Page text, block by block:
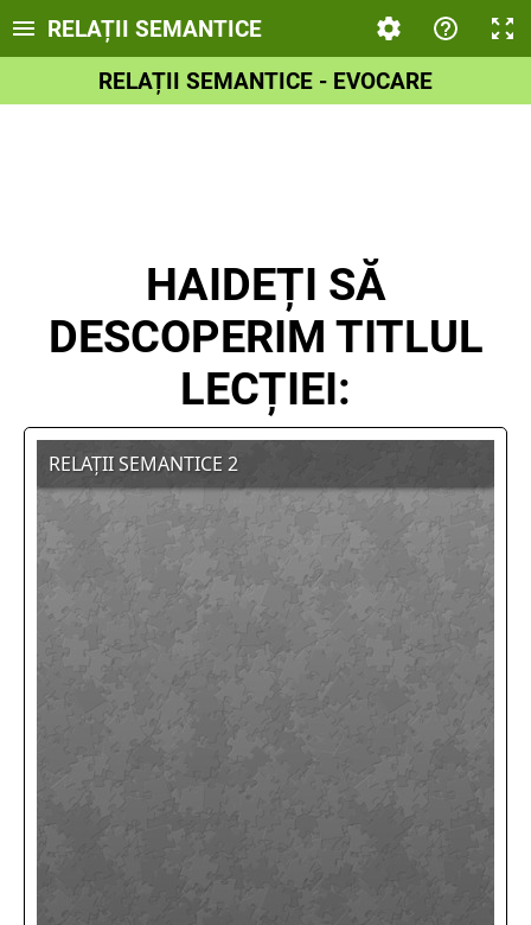
RELAȚII SEMANTICE
RELAȚII SEMANTICE - EVOCARE
HAIDEȚI SĂ
DESCOPERIM TITLUL
LECȚIEI: